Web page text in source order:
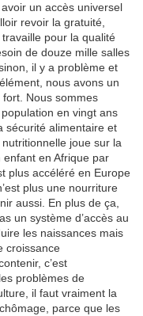
un accès universel
revoir la gratuité,
pour la qualité
de douze mille salles
il y a problème et
nous avons un
Nous sommes
en vingt ans
sécurité alimentaire et
joue sur la
en Afrique par
plus accéléré en Europe
plus une nourriture
aussi. En plus de ça,
un système d’accès au
les naissances mais
croissance
c’est
problèmes de
il faut vraiment la
parce que les